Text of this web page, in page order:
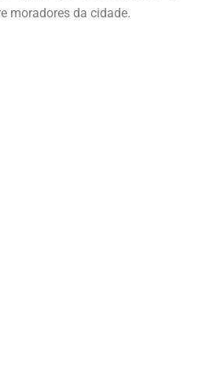
moradores da cidade.